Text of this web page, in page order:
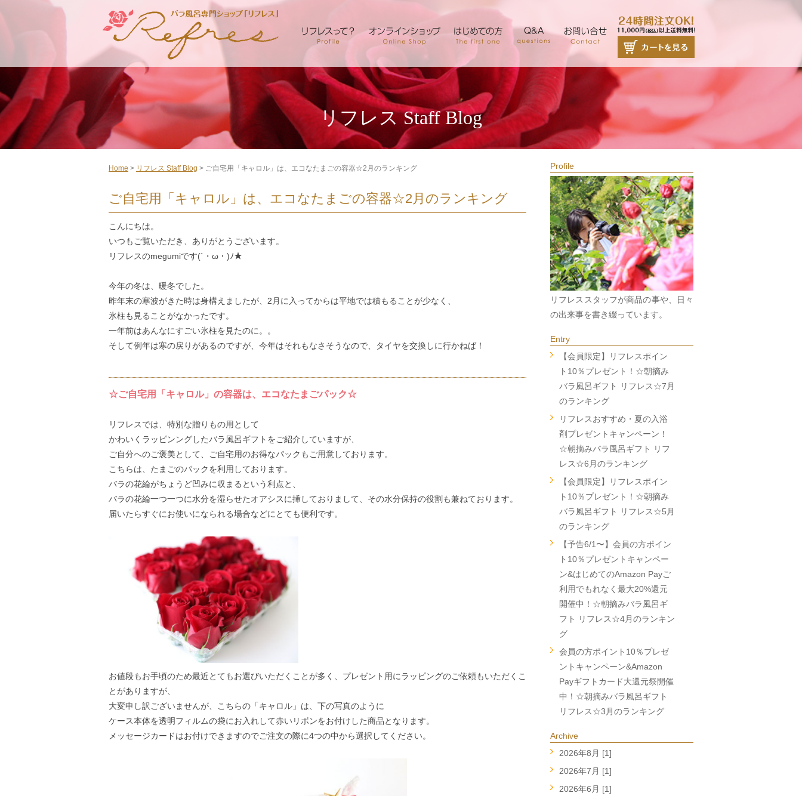
リフレス Staff Blog
Home > リフレス Staff Blog > ご自宅用「キャロル」は、エコなたまごの容器☆2月のランキング
ご自宅用「キャロル」は、エコなたまごの容器☆2月のランキング
こんにちは。
いつもご覧いただき、ありがとうございます。
リフレスのmegumiです(´・ω・)ﾉ★
今年の冬は、暖冬でした。
昨年末の寒波がきた時は身構えましたが、2月に入ってからは平地では積もることが少なく、
氷柱も見ることがなかったです。
一年前はあんなにすごい氷柱を見たのに。。
そして例年は寒の戻りがあるのですが、今年はそれもなさそうなので、タイヤを交換しに行かねば！
☆ご自宅用「キャロル」の容器は、エコなたまごパック☆
リフレスでは、特別な贈りもの用として
かわいくラッピンングしたバラ風呂ギフトをご紹介していますが、
ご自分へのご褒美として、ご自宅用のお得なパックもご用意しております。
こちらは、たまごのパックを利用しております。
バラの花綸がちょうど凹みに収まるという利点と、
バラの花綸一つ一つに水分を湿らせたオアシスに挿しておりまして、その水分保持の役割も兼ねております。
届いたらすぐにお使いになられる場合などにとても便利です。
お値段もお手頃のため最近とてもお選びいただくことが多く、プレゼント用にラッピングのご依頼もいただくこ
とがありますが、
大変申し訳ございませんが、こちらの「キャロル」は、下の写真のように
ケース本体を透明フィルムの袋にお入れして赤いリボンをお付けした商品となります。
メッセージカードはお付けできますのでご注文の際に4つの中から選択してください。
Profile
リフレススタッフが商品の事や、日々
の出来事を書き綴っています。
Entry
【会員限定】リフレスポイン
ト10％プレゼント！☆朝摘み
バラ風呂ギフト リフレス☆7月
のランキング
リフレスおすすめ・夏の入浴
剤プレゼントキャンペーン！
☆朝摘みバラ風呂ギフト リフ
レス☆6月のランキング
【会員限定】リフレスポイン
ト10％プレゼント！☆朝摘み
バラ風呂ギフト リフレス☆5月
のランキング
【予告6/1〜】会員の方ポイン
ト10％プレゼントキャンペー
ン&はじめてのAmazon Payご
利用でもれなく最大20%還元
開催中！☆朝摘みバラ風呂ギ
フト リフレス☆4月のランキン
グ
会員の方ポイント10％プレゼ
ントキャンペーン&Amazon
Payギフトカード大還元祭開催
中！☆朝摘みバラ風呂ギフト
リフレス☆3月のランキング
Archive
2026年8月 [1]
2026年7月 [1]
2026年6月 [1]